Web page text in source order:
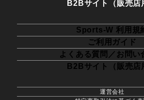
B2Bサイト（販売店
Sports-W 利用規
ご利用ガイド
よくある質問／お問い
B2Bサイト（販売店
運営会社